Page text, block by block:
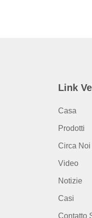
Link
Casa
Prodotti
Circa Noi
Video
Notizie
Casi
Contatto